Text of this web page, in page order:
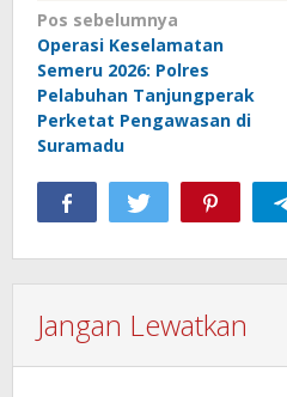
Navigasi
pos
Pos sebelumnya
Operasi Keselamatan
Semeru 2026: Polres
Pelabuhan Tanjungperak
Perketat Pengawasan di
Suramadu
Jangan Lewatkan